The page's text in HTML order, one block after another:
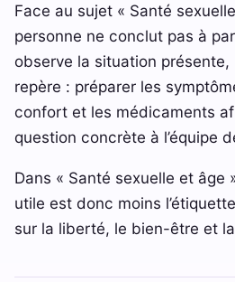
Face au sujet « Santé
personne ne conclut pas à
observe la situation présente,
repère : préparer les
confort et les médicaments
question concrète à l’équipe
Dans « Santé sexuelle et âge
utile est donc moins
sur la liberté, le bien-être et